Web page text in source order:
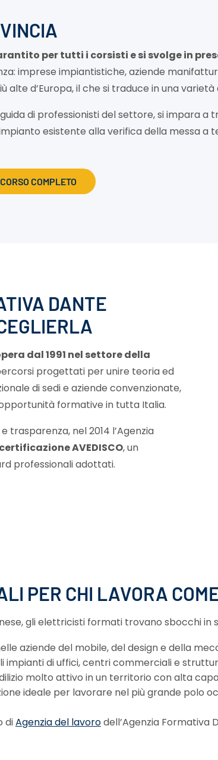
per tutti i corsisti e si svolge in
imprese impiantistiche, aziende
alte d’Europa, il che si traduce in una
di professionisti del settore, si
esistente alla verifica della messa a
COMPLETO
DANTE
dal 1991 nel settore della
progettati per unire teoria ed
di sedi e aziende convenzionate,
formative in tutta Italia.
trasparenza, nel 2014 l’Agenzia
certificazione AVEDISCO, un
professionali adottati.
PER CHI LAVORA
gli elettricisti formati trovano sbocchi in
aziende del mobile, del design e della
impianti di uffici, centri commerciali e
molto attivo in un territorio con alta
ideale per lavorare nel più grande polo
diAgenzia del lavorodell’Agenzia